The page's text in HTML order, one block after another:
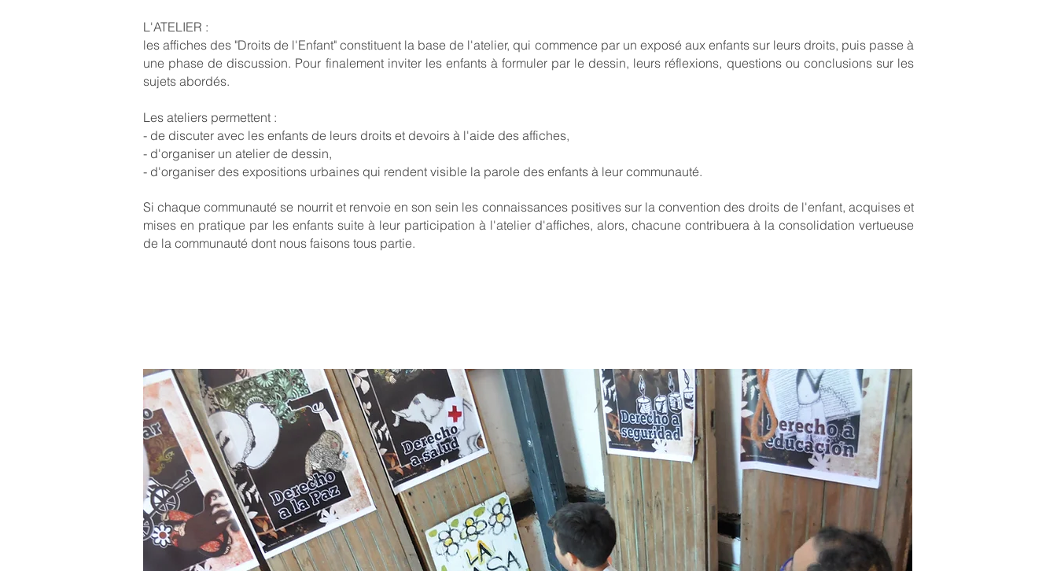
L'ATELIER :
les affiches des "Droits de l'Enfant" constituent la base de l'atelier, qui commence par un exposé aux enfants sur leurs droits, puis passe à
une phase de discussion. Pour finalement inviter les enfants à formuler par le dessin, leurs réflexions, questions ou conclusions sur les
sujets abordés.
Les ateliers permettent :
- de discuter avec les enfants de leurs droits et devoirs à l'aide des affiches,
- d'organiser un atelier de dessin,
- d'organiser des expositions urbaines qui rendent visible la parole des enfants à leur communauté.
Si chaque communauté se nourrit et renvoie en son sein les connaissances positives sur la convention des droits de l'enfant, acquises et
mises en pratique par les enfants suite à leur participation à l'atelier d'affiches, alors, chacune contribuera à la consolidation vertueuse
de la communauté dont nous faisons tous partie.